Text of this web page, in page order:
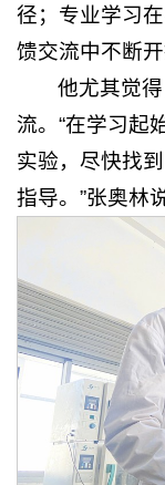
径；专业学习
馈交流中不断开
他尤其觉
流。“在学习起
实验，尽快找
指导。”张奥林说